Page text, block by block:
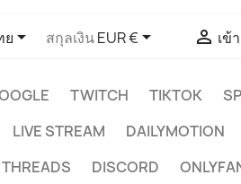
ย สกุลเงินEUR €  เข้
TWITCH TIKTOK
LIVE STREAM DAILYMOTION
THREADS DISCORD